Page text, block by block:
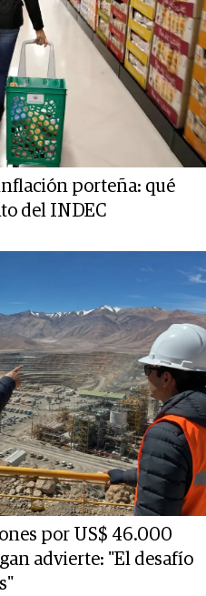
porteña: qué
del INDEC
por US$ 46.000
advierte: "El desafío